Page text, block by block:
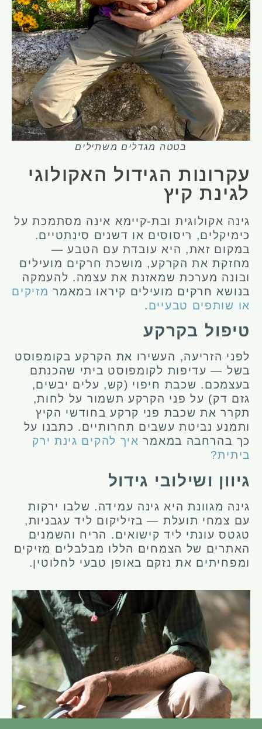
בטטה מגדלים משתילים
עקרונות הגידול האקולוגי
לגינת קיץ
גינה אקולוגית ובת-קיימא אינה מסתמכת על
כימיקלים, ריסוסים או דשנים סינתטיים.
במקום זאת, היא עובדת עם הטבע —
מחזקת את הקרקע, מושכת חרקים מועילים
ובונה מערכת שמאזנת את עצמה. להעמקה
בנושא חרקים מועילים קיראו במאמר מזיקים
או שותפים טבעיים.
טיפול בקרקע
לפני הזריעה, העשירו את הקרקע בקומפוסט
בשל — עדיפות לקומפוסט ביתי שהכנתם
בעצמכם. שכבת חיפוי (קש, עלים יבשים,
גזם דק) על פני הקרקע תשמור על לחות,
תקרר את שכבת פני קרקע בחודשי הקיץ
ותמנע נביטת עשבים תחרותיים. כתבנו על
כך בהרחבה במאמר איך להקים גינת ירק
ביתית?
גיוון ושילובי גידול
גינה מגוונת היא גינה עמידה. שלבו ירקות
עם צמחי תועלת — בזיליקום ליד עגבניות,
טגטס עונתי ליד קישואים. הריח והשמנים
האתרים של הצמחים הללו מבלבלים מזיקים
ומפחיתים את נזקם באופן טבעי לחלוטין.